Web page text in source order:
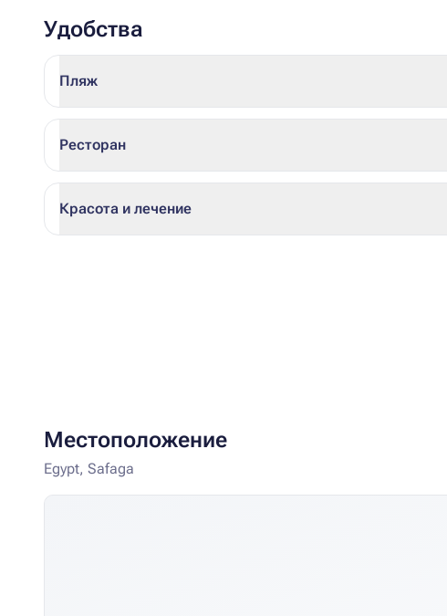
Удобства
Пляж
Ресторан
Красота и лечение
Местоположение
Egypt, Safaga